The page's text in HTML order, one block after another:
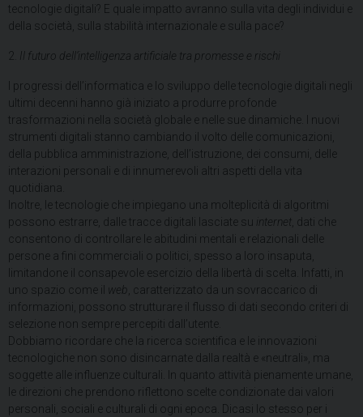
tecnologie digitali? E quale impatto avranno sulla vita degli individui e
della società, sulla stabilità internazionale e sulla pace?
2. Il futuro dell’intelligenza artificiale tra promesse e rischi
I progressi dell’informatica e lo sviluppo delle tecnologie digitali negli
ultimi decenni hanno già iniziato a produrre profonde
trasformazioni nella società globale e nelle sue dinamiche. I nuovi
strumenti digitali stanno cambiando il volto delle comunicazioni,
della pubblica amministrazione, dell’istruzione, dei consumi, delle
interazioni personali e di innumerevoli altri aspetti della vita
quotidiana.
Inoltre, le tecnologie che impiegano una molteplicità di algoritmi
possono estrarre, dalle tracce digitali lasciate su internet , dati che
consentono di controllare le abitudini mentali e relazionali delle
persone a fini commerciali o politici, spesso a loro insaputa,
limitandone il consapevole esercizio della libertà di scelta. Infatti, in
uno spazio come il web , caratterizzato da un sovraccarico di
informazioni, possono strutturare il flusso di dati secondo criteri di
selezione non sempre percepiti dall’utente.
Dobbiamo ricordare che la ricerca scientifica e le innovazioni
tecnologiche non sono disincarnate dalla realtà e «neutrali», ma
soggette alle influenze culturali. In quanto attività pienamente umane,
le direzioni che prendono riflettono scelte condizionate dai valori
personali, sociali e culturali di ogni epoca. Dicasi lo stesso per i